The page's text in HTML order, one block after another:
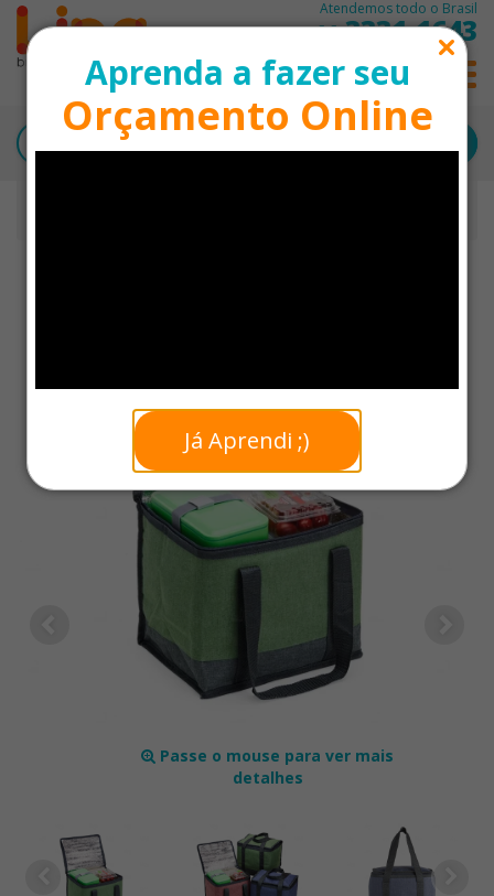
Aprenda a fazer seu
Orçamento Online
Já Aprendi ;)
Atendemos todo o Brasil
113331-1643
Passe o mouse para ver mais
detalhes